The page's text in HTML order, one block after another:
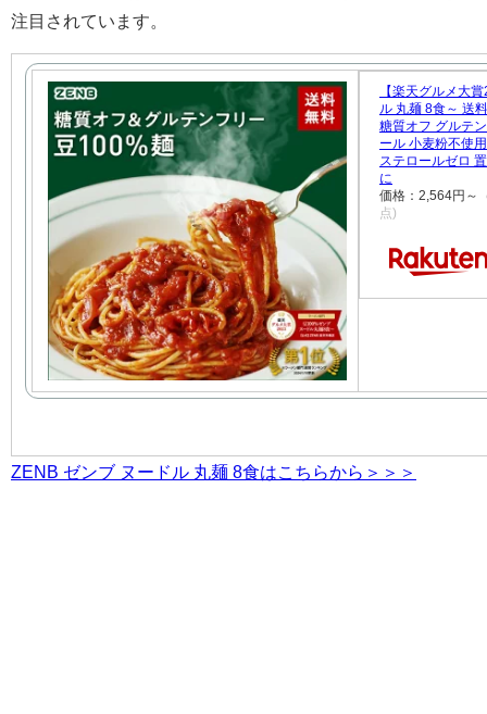
注目されています。
【楽天グルメ大
ル 丸麺 8食～ 送
糖質オフ グルテ
ール 小麦粉不使
ステロールゼロ
に
価格：2,564円～
点)
ZENB ゼンブ ヌードル 丸麺 8食はこちらから＞＞＞